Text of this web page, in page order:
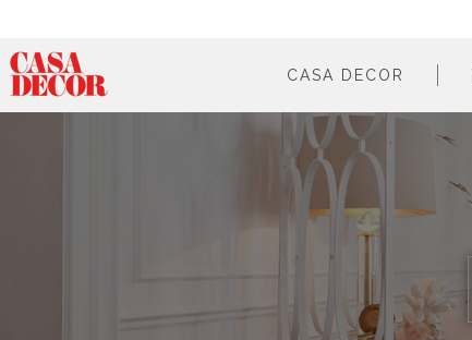
CASA DECOR
¿qué es?
en cifras
cómo participar
en los medios